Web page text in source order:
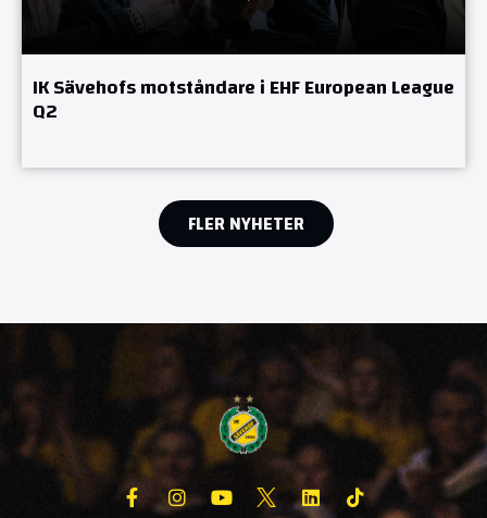
IK Sävehofs motståndare i EHF European League
Q2
FLER NYHETER